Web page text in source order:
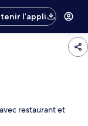
l’appli
restaurant et